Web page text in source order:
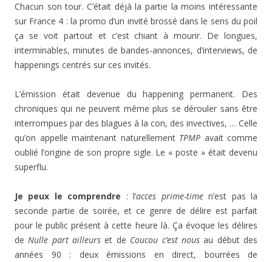
Chacun son tour. C’était déjà la partie la moins intéressante
sur France 4 : la promo d’un invité brossé dans le sens du poil
ça se voit partout et c’est chiant à mourir. De longues,
interminables, minutes de bandes-annonces, d’interviews, de
happenings centrés sur ces invités.
L’émission était devenue du happening permanent. Des
chroniques qui ne peuvent même plus se dérouler sans être
interrompues par des blagues à la con, des invectives, … Celle
qu’on appelle maintenant naturellement TPMP avait comme
oublié l’origine de son propre sigle. Le « poste » était devenu
superflu.
Je peux le comprendre : l’acces prime-timen’est pas la
seconde partie de soirée, et ce genre de délire est parfait
pour le public présent à cette heure là. Ça évoque les délires
deNulle part ailleurs et de Coucou c’est nousau début des
années 90 : deux émissions en direct, bourrées de